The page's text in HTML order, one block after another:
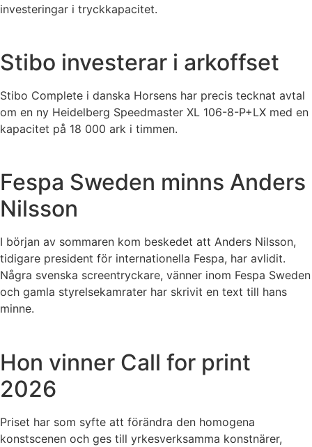
investeringar i tryckkapacitet.
Stibo investerar i arkoffset
Stibo Complete i danska Horsens har precis tecknat avtal
om en ny Heidelberg Speedmaster XL 106-8-P+LX med en
kapacitet på 18 000 ark i timmen.
Fespa Sweden minns Anders
Nilsson
I början av sommaren kom beskedet att Anders Nilsson,
tidigare president för internationella Fespa, har avlidit.
Några svenska screentryckare, vänner inom Fespa Sweden
och gamla styrelsekamrater har skrivit en text till hans
minne.
Hon vinner Call for print
2026
Priset har som syfte att förändra den homogena
konstscenen och ges till yrkesverksamma konstnärer,